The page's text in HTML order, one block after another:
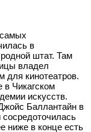
в
штат. Там
владел
для кинотеатров.
в Чикагском
искусств.
Баллантайн в
ниже в конце есть